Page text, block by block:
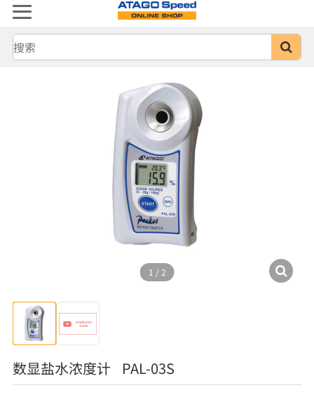
1 / 2
数显盐水浓度计 PAL-03S